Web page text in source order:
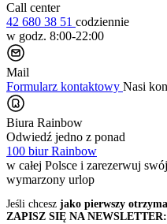
Call center
42 680 38 51 codziennie
w godz. 8:00-22:00
Mail
Formularz kontaktowy Nasi
Biura Rainbow
Odwiedź jedno z ponad
100 biur Rainbow
w całej Polsce i zarezerwuj swój
wymarzony urlop
Jeśli chcesz jako pierwszy
ZAPISZ SIĘ NA NEWSLETTER: